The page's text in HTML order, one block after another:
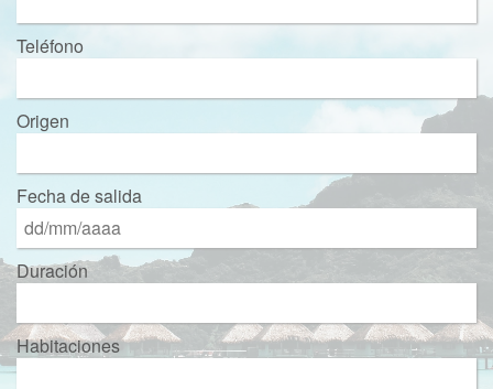
Teléfono
Origen
Fecha de salida
Duración
Habitaciones